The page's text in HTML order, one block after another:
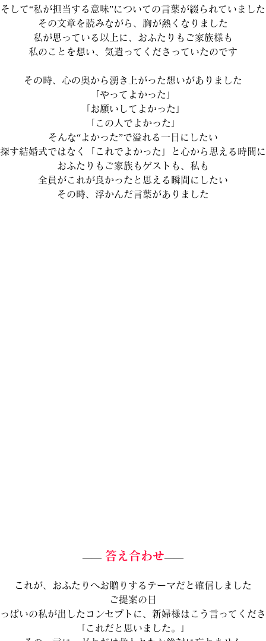
そして“私が担当する意味”についての言葉が綴られていました
その文章を読みながら、胸が熱くなりました
私が思っている以上に、おふたりもご家族様も
私のことを想い、気遣ってくださっていたのです
その時、心の奥から湧き上がった想いがありました
「やってよかった」
「お願いしてよかった」
「この人でよかった」
そんな“よかった”で溢れる一日にしたい
す結婚式ではなく「これでよかった」と心から思える時間
おふたりもご家族もゲストも、私も
全員がこれが良かったと思える瞬間にしたい
その時、浮かんだ言葉がありました
―― 答え合わせ――
これが、おふたりへお贈りするテーマだと確信しました
ご提案の日
ぱいの私が出したコンセプトに、新婦様はこう言ってくだ
「これだと思いました。」